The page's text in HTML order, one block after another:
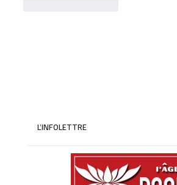
L’INFOLETTRE